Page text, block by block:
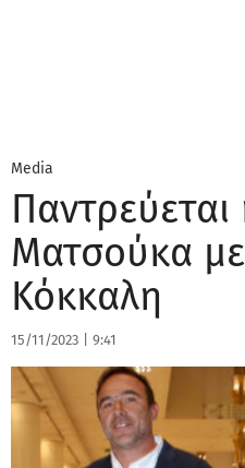
Media
Ματσούκα
Κόκκαλη
15/11/2023 9:41